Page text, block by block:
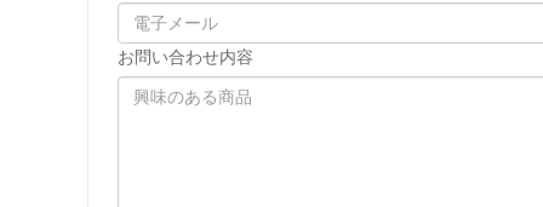
お問い合わせ内容